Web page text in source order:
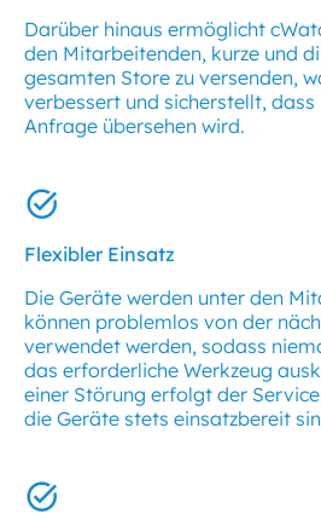
Darüber hinaus ermöglicht
den Mitarbeitenden, kurze und
gesamten Store zu versenden,
verbessert und sicherstellt,
Anfrage übersehen wird.
Flexibler Einsatz
Die Geräte werden unter den
können problemlos von der
verwendet werden, sodass
das erforderliche Werkzeug
einer Störung erfolgt der
die Geräte stets einsatzbereit